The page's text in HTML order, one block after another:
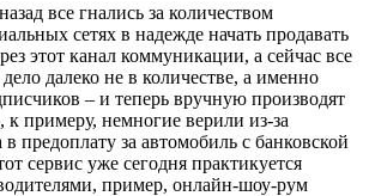
все гнались за количеством
сетях в надежде начать продавать
этот канал коммуникации, а сейчас все
далеко не в количестве, а именно
– и теперь вручную производят
к примеру, немногие верили из-за
предоплату за автомобиль с банковской
сервис уже сегодня практикуется
пример, онлайн-шоу-рум